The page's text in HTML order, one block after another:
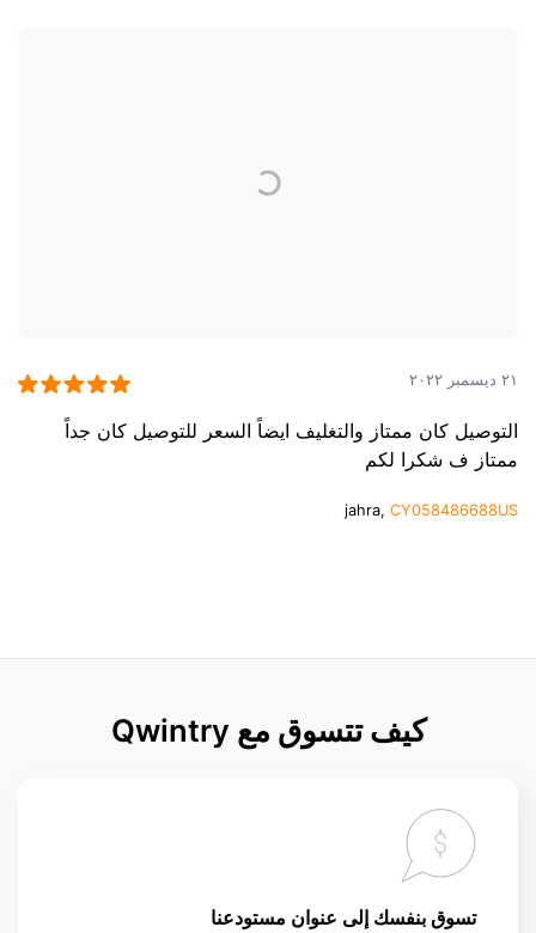
٢١ ديسمبر ٢٠٢٢
التوصيل كان ممتاز والتغليف ايضاً السعر للتوصيل كان جداً
ممتاز ف شكرا لكم
jahra, CY058486688US
كيف تتسوق مع Qwintry
تسوق بنفسك إلى عنوان مستودعنا